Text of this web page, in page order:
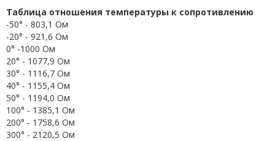
Таблица отношения температуры к сопротивлению
-50° - 803,1 Ом
-20° - 921,6 Ом
0° -1000 Ом
20° - 1077,9 Ом
30° - 1116,7 Ом
40° - 1155,4 Ом
50° - 1194,0 Ом
100° - 1385,1 Ом
200° - 1758,6 Ом
300° - 2120,5 Ом